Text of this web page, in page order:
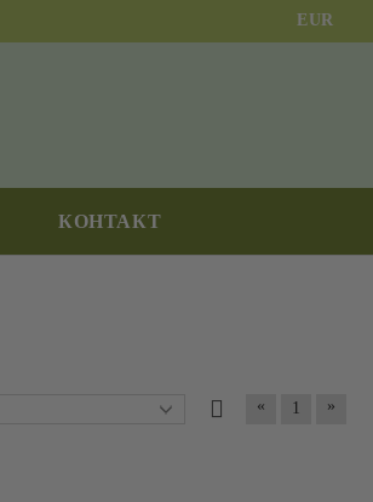
EUR
КОНТАКТ
« 1 »